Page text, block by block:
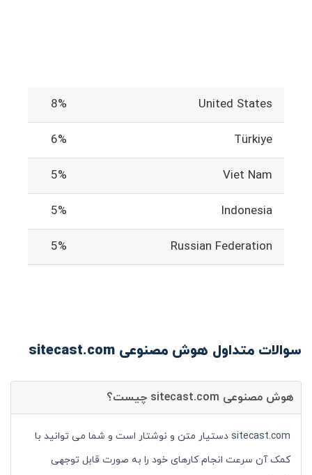
United States
8%
Türkiye
6%
Viet Nam
5%
Indonesia
5%
Russian Federation
5%
سوالات متداول هوش مصنوعی sitecast.com
هوش مصنوعی sitecast.com چیست؟
sitecast.com دستیار متن و نوشتار است و شما می توانید با
کمک آن سرعت انجام کارهای خود را به صورت قابل توجهی